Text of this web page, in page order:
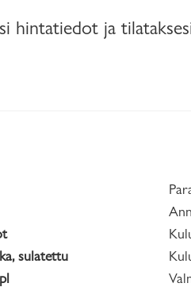
hintatiedot ja
sulatettu